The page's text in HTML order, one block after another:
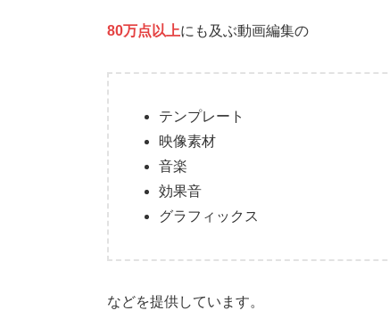
80万点以上にも及ぶ動画編集の
テンプレート
映像素材
音楽
効果音
グラフィックス
などを提供しています。